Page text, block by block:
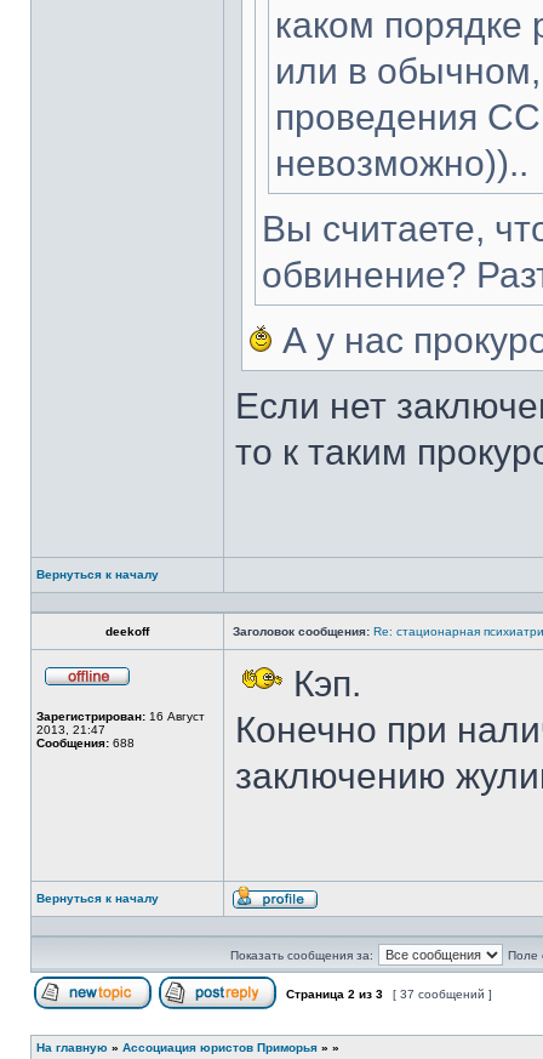
каком
или в
проведения
невозможно))..
Вы считаете,
обвинение?
А у нас
Если нет
то к таким
Вернуться к началу
deekoff Заголовок сообщения: Re: стационарная
сети
Зарегистрирован: 16 Август
2013, 21:47
Сообщения: 688
Кэп.
Конечно при
заключению
Вернуться к началу
Профиль
Показать сообщения за: Поле
Страница 2 из 3 [ 37 сообщений ]
На главную » Ассоциация юристов Приморья » »